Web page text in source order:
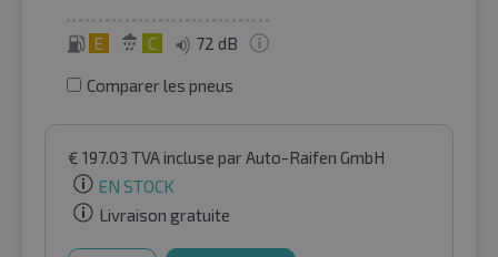
E C 72 dB
Comparer les pneus
€ 197.03 TVA incluse par Auto-Raifen GmbH
EN STOCK
Livraison gratuite